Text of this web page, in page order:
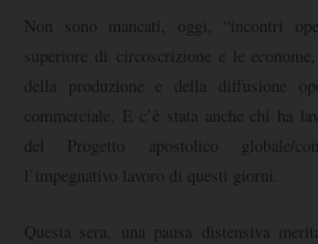
Non sono mancati, oggi, “incontri
superiore di circoscrizione e le
della produzione e della diffusione
commerciale. E c’è stata anche chi ha
del Progetto apostolico globale/
l’impegnativo lavoro di questi giorni.
Questa sera, una pausa distensiva